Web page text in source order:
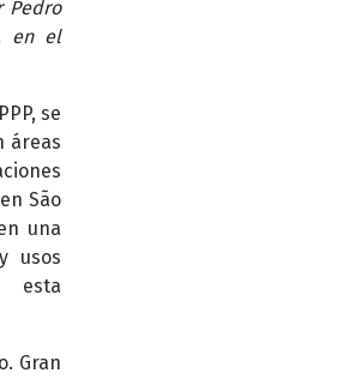
Pedro
en el
se
áreas
São
una
usos
esta
Gran